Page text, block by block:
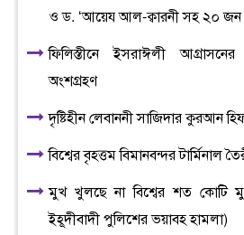
ও ড. ‘আয়েয আল-ক্বারনী সহ ২০ জন
ফিলিস্তীনে ইসরাঈলী আগ্রাসনের
অংশগ্রহণ
দৃষ্টিহীন লেবাননী সাজিদার কুরআন
বিশ্বের বৃহত্তম বিমানবন্দর টার্মিনাল
মুখ খুলছে না বিশ্বের শত কোটি
ইহূদীবাদী পুলিশের ভয়াবহ হামলা)